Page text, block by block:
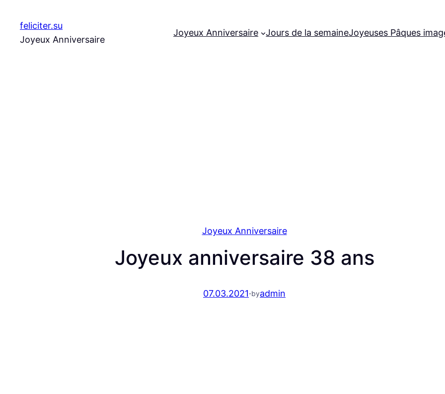
contenu
feliciter.su
Joyeux Anniversaire
Joyeux Anniversaire Jours de la semaineJoyeuses Pâques
Joyeux Anniversaire
Joyeux anniversaire 38 ans
07.03.2021·byadmin